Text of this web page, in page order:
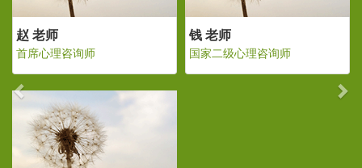
级心理咨询师 首席心理咨询师